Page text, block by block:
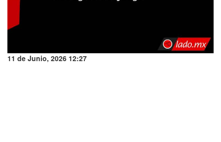
11 de Junio, 2026 12:27